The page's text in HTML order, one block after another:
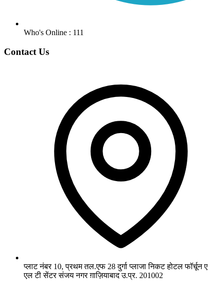
Who's Online : 111
Contact Us
प्लाट नंबर 10, प्रथम तल.एफ 28 दुर्गा प्लाजा निकट होटल फॉर्चून ए
एल टी सेंटर संजय नगर ग़ाज़ियाबाद उ.प्र. 201002